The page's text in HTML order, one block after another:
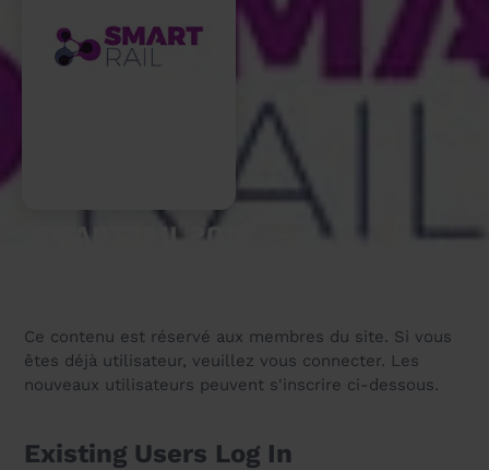
SMARTRAIL 2018
Ce contenu est réservé aux membres du site. Si vous
êtes déjà utilisateur, veuillez vous connecter. Les
nouveaux utilisateurs peuvent s'inscrire ci-dessous.
Existing Users Log In